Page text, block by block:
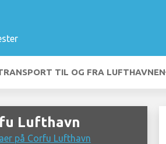
TIL OG FRA LUFTHAVNEN
Lufthavn
på Corfu Lufthavn